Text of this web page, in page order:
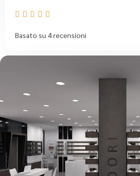
    
Basato su 4 recensioni